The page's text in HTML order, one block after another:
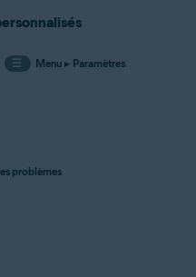
☰ Menu▸ Paramètres.
problèmes.